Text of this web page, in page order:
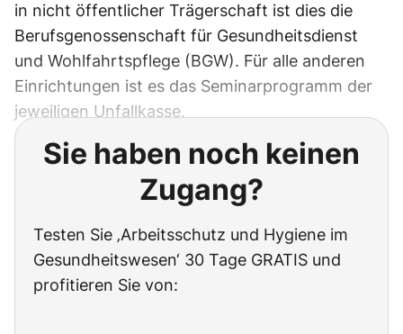
in nicht öffentlicher Trägerschaft ist dies die
Berufsgenossenschaft für Gesundheitsdienst
und Wohlfahrtspflege (BGW). Für alle anderen
Einrichtungen ist es das Seminarprogramm der
jeweiligen Unfallkasse.
Sie haben noch keinen
Zugang?
Testen Sie ‚Arbeitsschutz und Hygiene im
Gesundheitswesen‘ 30 Tage GRATIS und
profitieren Sie von: